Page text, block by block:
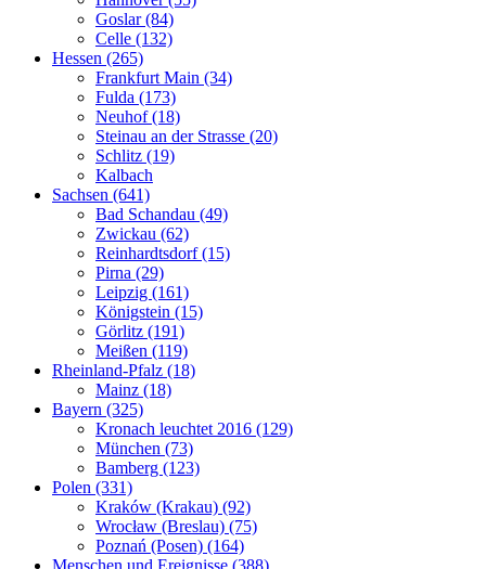
Goslar (84)
Celle (132)
Hessen (265)
Frankfurt Main (34)
Fulda (173)
Neuhof (18)
Steinau an der Strasse (20)
Schlitz (19)
Kalbach
Sachsen (641)
Bad Schandau (49)
Zwickau (62)
Reinhardtsdorf (15)
Pirna (29)
Leipzig (161)
Königstein (15)
Görlitz (191)
Meißen (119)
Rheinland-Pfalz (18)
Mainz (18)
Bayern (325)
Kronach leuchtet 2016 (129)
München (73)
Bamberg (123)
Polen (331)
Kraków (Krakau) (92)
Wrocław (Breslau) (75)
Poznań (Posen) (164)
Menschen und Ereignisse (388)